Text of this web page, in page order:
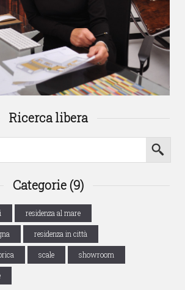
Ricerca libera
Categorie (9)
residenza al mare
residenza in città
scale showroom